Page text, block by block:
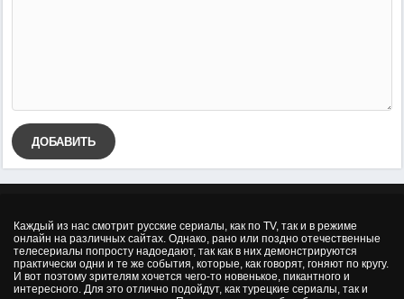
ДОБАВИТЬ
Каждый из нас смотрит русские сериалы, как по TV, так и в режиме
онлайн на различных сайтах. Однако, рано или поздно отечественные
телесериалы попросту надоедают, так как в них демонстрируются
практически одни и те же события, которые, как говорят, гоняют по кругу.
И вот поэтому зрителям хочется чего-то новенькое, пикантного и
интересного. Для это отлично подойдут, как турецкие сериалы, так и